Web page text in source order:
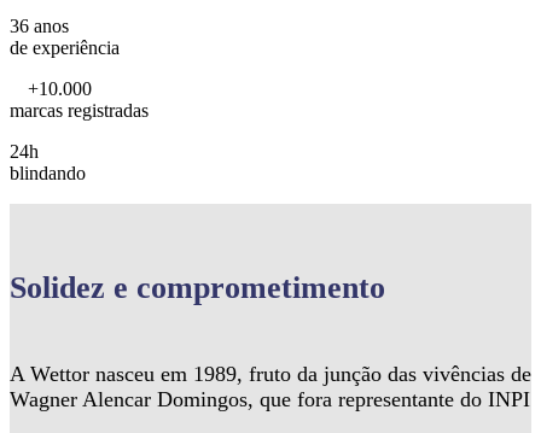
36 anos
de experiência
+10.000
marcas registradas
24h
blindando
Solidez e comprometimento
A Wettor nasceu em 1989, fruto da junção das vivências de
Wagner Alencar Domingos, que fora representante do INPI